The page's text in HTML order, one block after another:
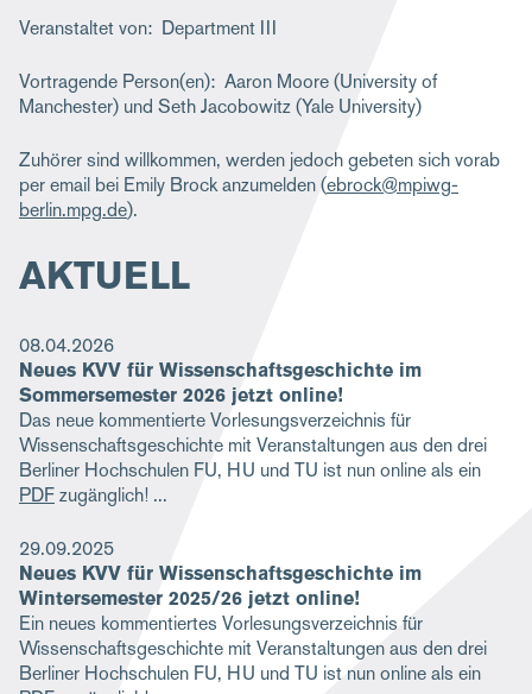
Veranstaltet von Department III
Vortragende Person(en) Aaron Moore (University of
Manchester) und Seth Jacobowitz (Yale University)
Zuhörer sind willkommen, werden jedoch gebeten sich vorab
per email bei Emily Brock anzumelden (ebrock@mpiwg-
berlin.mpg.de).
AKTUELL
08.04.2026
Neues KVV für Wissenschaftsgeschichte im
Sommersemester 2026 jetzt online!
Das neue kommentierte Vorlesungsverzeichnis für
Wissenschaftsgeschichte mit Veranstaltungen aus den drei
Berliner Hochschulen FU, HU und TU ist nun online als ein
PDFzugänglich!
29.09.2025
Neues KVV für Wissenschaftsgeschichte im
Wintersemester 2025/26 jetzt online!
Ein neues kommentiertes Vorlesungsverzeichnis für
Wissenschaftsgeschichte mit Veranstaltungen aus den drei
Berliner Hochschulen FU, HU und TU ist nun online als ein